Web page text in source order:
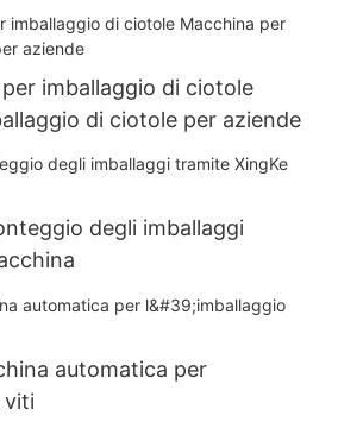
imballaggio di ciotole
di ciotole per aziende
degli imballaggi
automatica per
viti